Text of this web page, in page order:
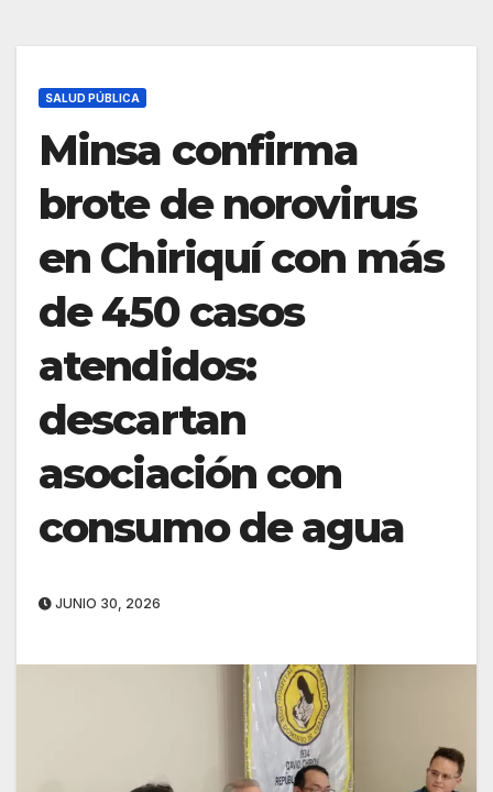
SALUD PÚBLICA
Minsa confirma
brote de norovirus
en Chiriquí con más
de 450 casos
atendidos:
descartan
asociación con
consumo de agua
JUNIO 30, 2026